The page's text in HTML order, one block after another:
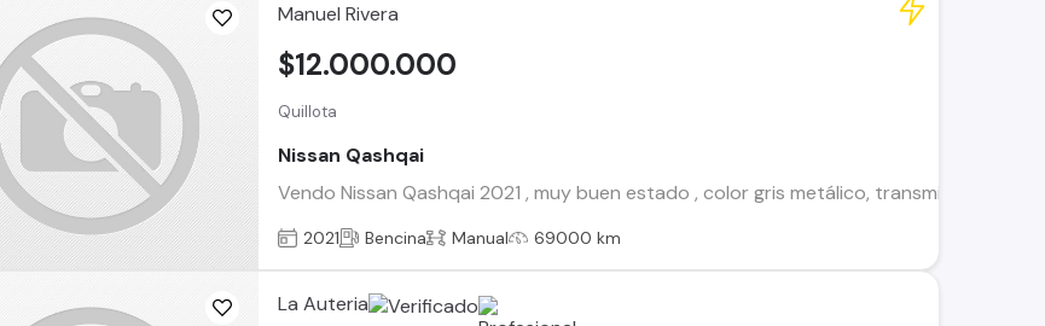
Manuel Rivera
Quillota
Nissan Qashqai
Vendo Nissan Qashqai 2021 , muy buen estado , color gris metálico, transmisión
$12.000.000
2021 Bencina Manual 69000 km
La Auteria